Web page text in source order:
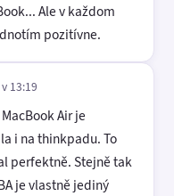
Ale v každom
pozitívne.
13:19
Air je
i na thinkpadu. To
perfektně. Stejně tak
je vlastně jediný